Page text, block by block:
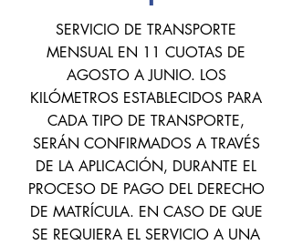
SERVICIO DE TRANSPORTE
MENSUAL EN 11 CUOTAS DE
AGOSTO A JUNIO. LOS
KILÓMETROS ESTABLECIDOS PARA
CADA TIPO DE TRANSPORTE,
SERÁN CONFIRMADOS A TRAVÉS
DE LA APLICACIÓN, DURANTE EL
PROCESO DE PAGO DEL DERECHO
DE MATRÍCULA. EN CASO DE QUE
SE REQUIERA EL SERVICIO A UNA